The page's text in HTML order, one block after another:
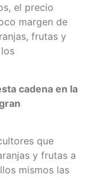
el precio
margen de
frutas y
cadena en la
que
y frutas a
mismos las